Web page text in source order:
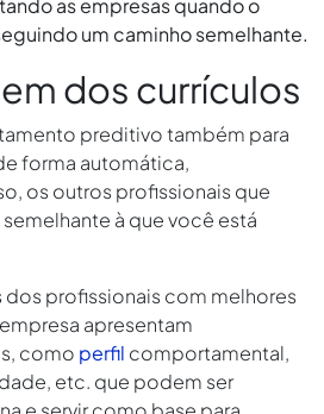
as empresas quando o
um caminho semelhante.
dos currículos
preditivo também para
forma automática,
os outros profissionais que
à que você está
profissionais com melhores
apresentam
como perfil comportamental,
etc. que podem ser